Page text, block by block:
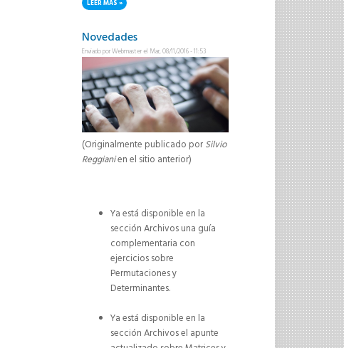
LEER MÁS SOBRE RECUPERATORIO
Novedades
Enviado porWebmasterel Mar, 08/11/2016 - 11:53
(Originalmente publicado porSilvio
Reggianien el sitio anterior)
Ya está disponible en la
sección Archivos una guía
complementaria con
ejercicios sobre
Permutaciones y
Determinantes.
Ya está disponible en la
sección Archivos el apunte